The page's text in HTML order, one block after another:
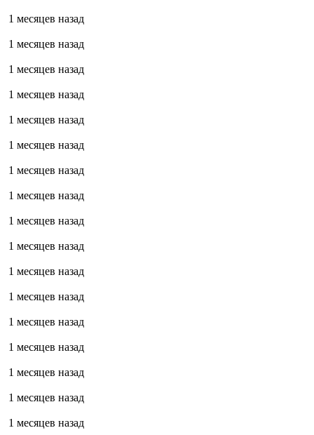
1 месяцев назад
1 месяцев назад
1 месяцев назад
1 месяцев назад
1 месяцев назад
1 месяцев назад
1 месяцев назад
1 месяцев назад
1 месяцев назад
1 месяцев назад
1 месяцев назад
1 месяцев назад
1 месяцев назад
1 месяцев назад
1 месяцев назад
1 месяцев назад
1 месяцев назад